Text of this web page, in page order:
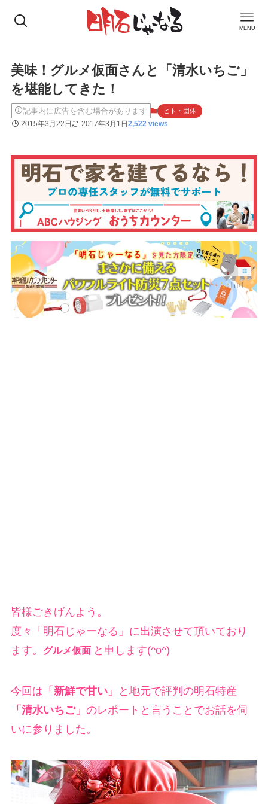
MENU
美味！グルメ仮面さんと「清水いちご」
を堪能してきた！
記事内に広告を含む場合があります ヒト・団体
2015年3月22日 2017年3月1日2,522 views
皆様ごきげんよう。
度々「明石じゃーなる」に出演させて頂いており
ます。
グルメ仮面 と申します(^o^)
今回は 「新鮮で甘い」
と地元で評判の明石特産
「清水いちご」 のレポートと言うことでお話を伺
いに参りました。